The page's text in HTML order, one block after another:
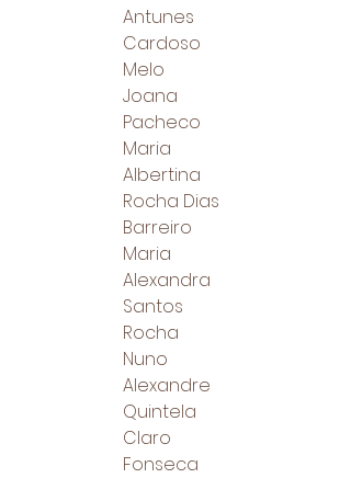
Antunes
Cardoso
Melo
Joana
Pacheco
Maria
Albertina
Rocha Dias
Barreiro
Maria
Alexandra
Santos
Rocha
Nuno
Alexandre
Quintela
Claro
Fonseca